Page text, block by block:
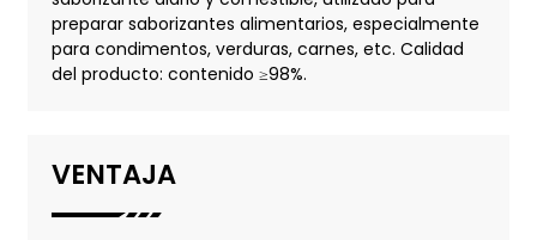
preparar saborizantes alimentarios, especialmente
para condimentos, verduras, carnes, etc. Calidad
del producto: contenido ≥98%.
VENTAJA